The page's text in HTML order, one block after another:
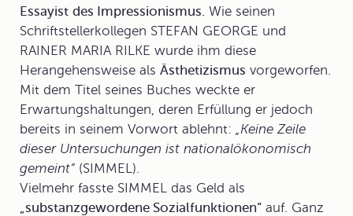
Essayist des Impressionismus. Wie seinen
Schriftstellerkollegen STEFAN GEORGE und
RAINER MARIA RILKE wurde ihm diese
Herangehensweise als Ästhetizismus vorgeworfen.
Mit dem Titel seines Buches weckte er
Erwartungshaltungen, deren Erfüllung er jedoch
bereits in seinem Vorwort ablehnt: „Keine Zeile
dieser Untersuchungen ist nationalökonomisch
gemeint“ (SIMMEL).
Vielmehr fasste SIMMEL das Geld als
„substanzgewordene Sozialfunktionen“ auf. Ganz